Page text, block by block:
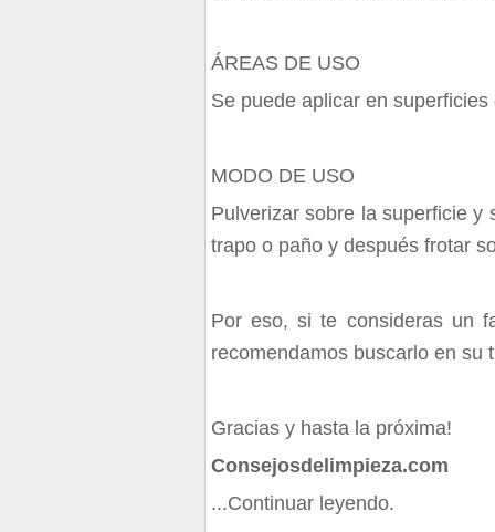
ÁREAS DE USO
Se puede aplicar en
MODO DE USO
Pulverizar sobre la superficie y
trapo o paño y después frotar
Por eso, si te consideras un
recomendamos buscarlo en su
Gracias y hasta la próxima!
Consejosdelimpieza.com
...Continuar leyendo.